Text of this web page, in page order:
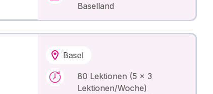
Baselland
Basel
80 Lektionen (5 x 3
Lektionen/Woche)